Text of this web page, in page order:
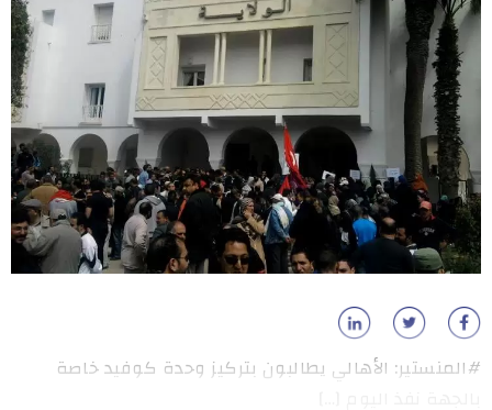
#المنستير: الأهالي يطالبون بتركيز وحدة كوفيد خاصة